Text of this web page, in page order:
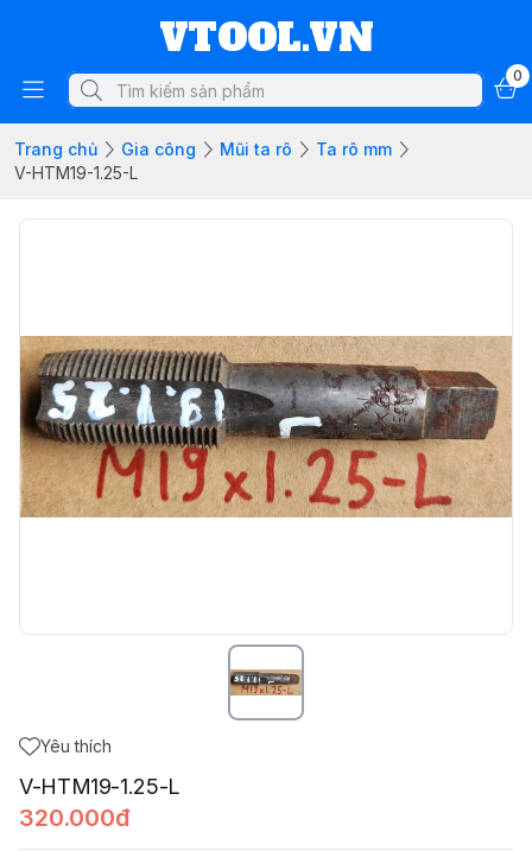
VTOOL.VN
0
Trang chủ Gia công Mũi ta rô
Ta rô mm
V-HTM19-1.25-L
Yêu thích
V-HTM19-1.25-L
320.000đ